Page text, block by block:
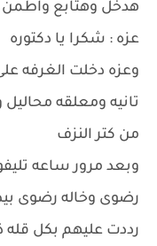
هدخل وهتابع واطمن
عزه : شكرا يا دكتوره
وعزه دخلت الغرفه
تانيه ومعلقه
من كتر النزف
وبعد مرور ساعه
رضوى وخاله رضوى
رددت عليهم بكل